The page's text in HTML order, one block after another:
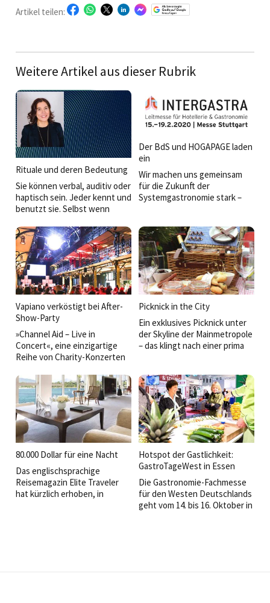
Artikel teilen:
Weitere Artikel aus dieser Rubrik
Rituale und deren Bedeutung
Sie können verbal, auditiv oder
haptisch sein. Jeder kennt und
benutzt sie. Selbst wenn
mit ihnen Großes bewirken.
Der BdS und HOGAPAGE laden
ein
Wir machen uns gemeinsam
für die Zukunft der
Systemgastronomie stark –
Stand (Halle 7, D02) auf der
Fachmesse INTERGASTRA in
Stuttgart einen »Info-Tag des
Bundesverbands der
Systemgastronomie« geben.
Vapiano verköstigt bei After-
Show-Party
»Channel Aid – Live in
Concert«, eine einzigartige
Reihe von Charity-Konzerten
Menschen, ist in Hamburg in
eine neue Runde gegangen:
Picknick in the City
Ein exklusives Picknick unter
der Skyline der Mainmetropole
– das klingt nach einer prima
kennenzulernen.
80.000 Dollar für eine Nacht
Das englischsprachige
Reisemagazin Elite Traveler
hat kürzlich erhoben, in
Hotspot der Gastlichkeit:
GastroTageWest in Essen
Die Gastronomie-Fachmesse
für den Westen Deutschlands
geht vom 14. bis 16. Oktober in